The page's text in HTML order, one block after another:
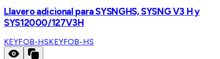
Llavero adicional para SYSNGHS, SYSNG V3 H y
SYS12000/127V3H
KEYFOB-HSKEYFOB-HS